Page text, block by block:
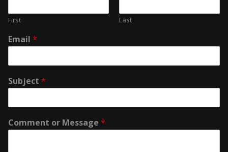
First Last
Email *
Subject *
Comment or Message *